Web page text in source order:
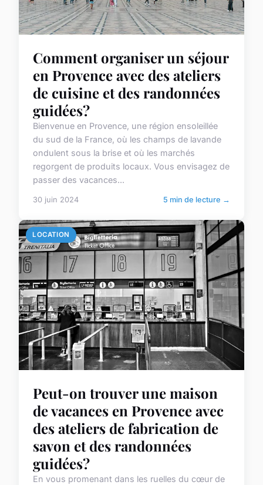
Comment organiser un séjour
en Provence avec des ateliers
de cuisine et des randonnées
guidées?
Bienvenue en Provence, une région ensoleillée
du sud de la France, où les champs de lavande
ondulent sous la brise et où les marchés
regorgent de produits locaux. Vous envisagez de
passer des vacances...
30 juin 2024 5 min de lecture →
LOCATION
Peut-on trouver une maison
de vacances en Provence avec
des ateliers de fabrication de
savon et des randonnées
guidées?
En vous promenant dans les ruelles du cœur de